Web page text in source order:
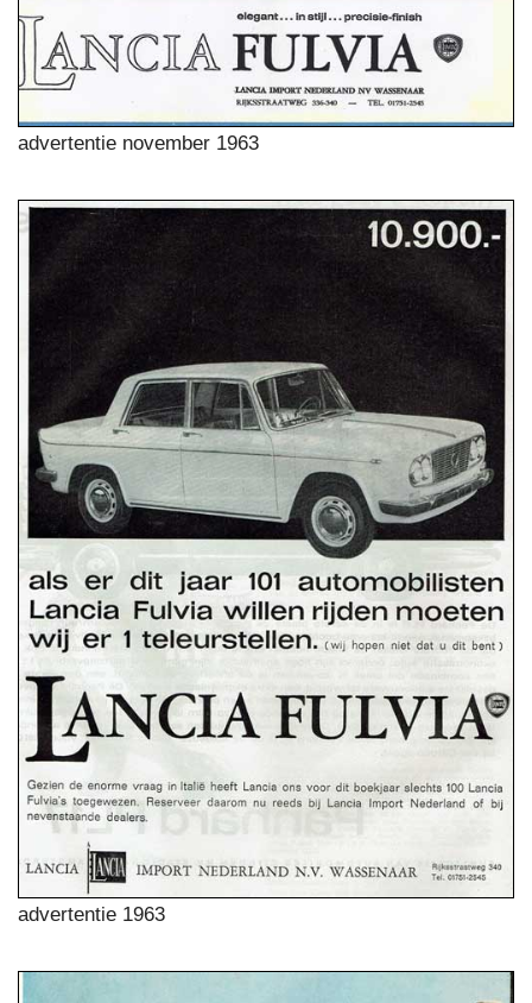
advertentie november 1963
advertentie 1963